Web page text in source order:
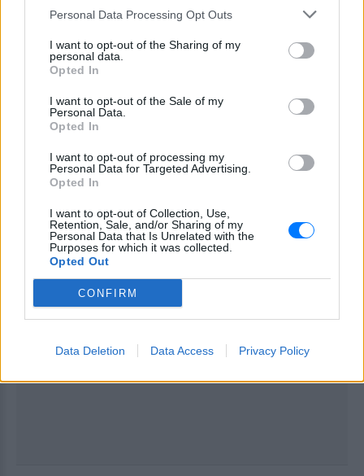
Personal Data Processing Opt Outs
I want to opt-out of the Sharing of my
personal data.
Opted In
I want to opt-out of the Sale of my
Personal Data.
Opted In
I want to opt-out of processing my
Personal Data for Targeted Advertising.
Opted In
I want to opt-out of Collection, Use,
Retention, Sale, and/or Sharing of my
Personal Data that Is Unrelated with the
Purposes for which it was collected.
Opted Out
CONFIRM
Data Deletion Data Access Privacy Policy
διερευνητικών είχε πραγματοποιηθεί το 2016 στην